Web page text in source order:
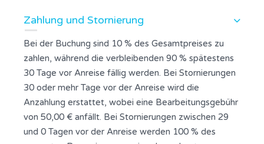
Zahlung und Stornierung
Bei der Buchung sind 10 % des Gesamtpreises zu
zahlen, während die verbleibenden 90 % spätestens
30 Tage vor Anreise fällig werden. Bei Stornierungen
30 oder mehr Tage vor der Anreise wird die
Anzahlung erstattet, wobei eine Bearbeitungsgebühr
von 50,00 € anfällt. Bei Stornierungen zwischen 29
und 0 Tagen vor der Anreise werden 100 % des